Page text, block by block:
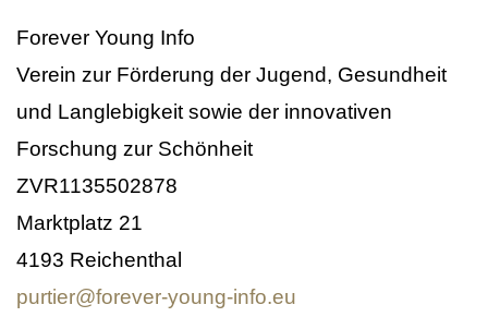
Forever Young Info
Verein zur Förderung der Jugend, Gesundheit
und Langlebigkeit sowie der innovativen
Forschung zur Schönheit
ZVR1135502878
Marktplatz 21
4193 Reichenthal
purtier@forever-young-info.eu